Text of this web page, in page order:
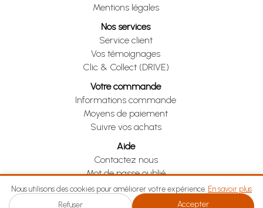
Mentions légales
Nos services
Service client
Vos témoignages
Clic & Collect (DRIVE)
Votre commande
Informations commande
Moyens de paiement
Suivre vos achats
Aide
Contactez nous
Mot de passe oublié
Je me rétracte
Nous utilisons des cookies pour améliorer votre expérience. En savoir plus
Refuser Accepter